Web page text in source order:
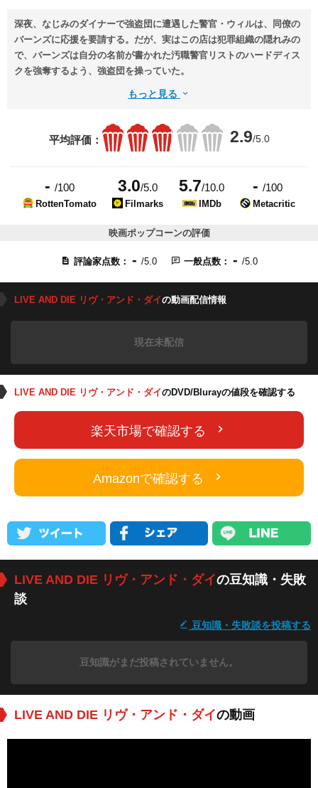
深夜、なじみのダイナーで強盗団に遭遇した警官・ウィルは、同僚の
バーンズに応援を要請する。だが、実はこの店は犯罪組織の隠れみの
で、バーンズは自分の名前が書かれた汚職警官リストのハードディス
クを強奪するよう、強盗団を操っていた。
もっと見る
平均評価： 2.9/5.0
- /100
RottenTomato
3.0/5.0
Filmarks
5.7/10.0
IMDb
- /100
Metacritic
映画ポップコーンの評価
評論家点数： - /5.0 一般点数： - /5.0
LIVE AND DIE リヴ・アンド・ダイの動画配信情報
現在未配信
LIVE AND DIE リヴ・アンド・ダイのDVD/Blurayの値段を確認する
楽天市場で確認する
Amazonで確認する
LIVE AND DIE リヴ・アンド・ダイの豆知識・失敗
談
豆知識・失敗談を投稿する
豆知識がまだ投稿されていません。
LIVE AND DIE リヴ・アンド・ダイの動画